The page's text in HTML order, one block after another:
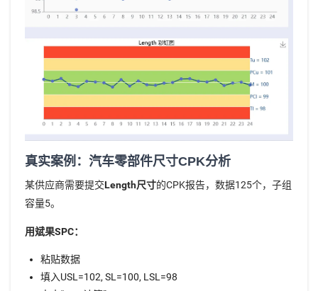
真实案例：汽车零部件尺寸CPK分析
某供应商需要提交Length尺寸的CPK报告，数据125个，子组
容量5。
用斌果SPC：
粘贴数据
填入USL=102, SL=100, LSL=98